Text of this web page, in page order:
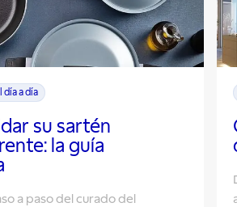
día a día
su sartén
la guía
a paso del curado del